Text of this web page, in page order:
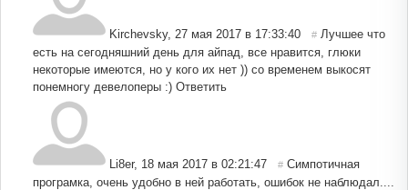
Kirchevsky, 27 мая 2017 в 17:33:40 # Лучшее что
есть на сегодняшний день для айпад, все нравится, глюки
некоторые имеются, но у кого их нет )) со временем выкосят
понемногу девелоперы :) Ответить
Li8er, 18 мая 2017 в 02:21:47 # Симпотичная
програмка, очень удобно в ней работать, ошибок не наблюдал....